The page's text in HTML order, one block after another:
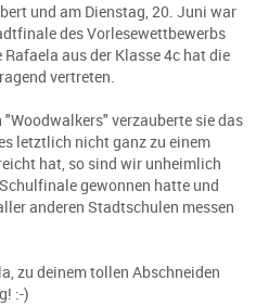
und am Dienstag, 20. Juni war
des Vorlesewettbewerbs
aus der Klasse 4c hat die
vertreten.
verzauberte sie das
letztlich nicht ganz zu einem
hat, so sind wir unheimlich
gewonnen hatte und
anderen Stadtschulen messen
zu deinem tollen Abschneiden
:-)